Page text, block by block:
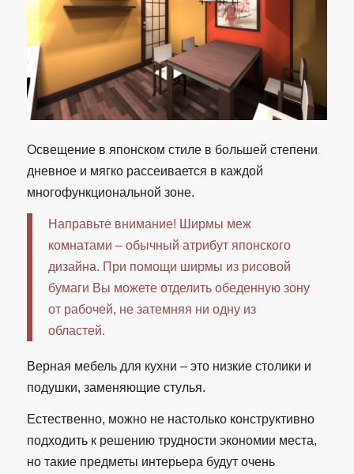
Освещение в японском стиле в большей степени
дневное и мягко рассеивается в каждой
многофункциональной зоне.
Направьте внимание! Ширмы меж
комнатами – обычный атрибут японского
дизайна. При помощи ширмы из рисовой
бумаги Вы можете отделить обеденную зону
от рабочей, не затемняя ни одну из
областей.
Верная мебель для кухни – это низкие столики и
подушки, заменяющие стулья.
Естественно, можно не настолько конструктивно
подходить к решению трудности экономии места,
но такие предметы интерьера будут очень